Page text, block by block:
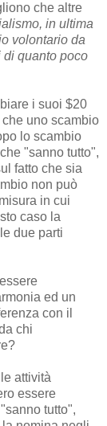
che altre
in ultima
volontario da
di quanto poco
i suoi $20
uno scambio
lo scambio
"sanno tutto",
fatto che sia
non può
in cui
caso la
due parti
ed un
con il
chi
attività
essere
tutto",